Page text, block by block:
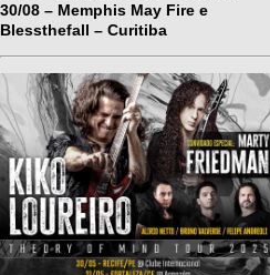
30/08 – Memphis May Fire e
Blessthefall – Curitiba